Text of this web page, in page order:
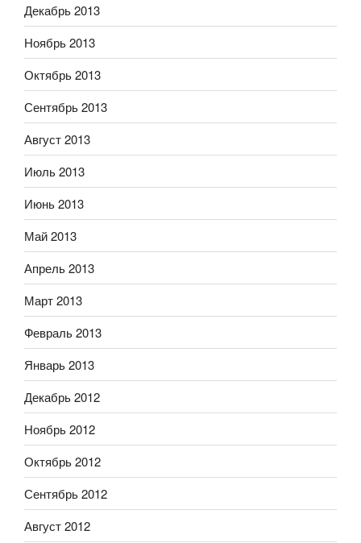
Декабрь 2013
Ноябрь 2013
Октябрь 2013
Сентябрь 2013
Август 2013
Июль 2013
Июнь 2013
Май 2013
Апрель 2013
Март 2013
Февраль 2013
Январь 2013
Декабрь 2012
Ноябрь 2012
Октябрь 2012
Сентябрь 2012
Август 2012